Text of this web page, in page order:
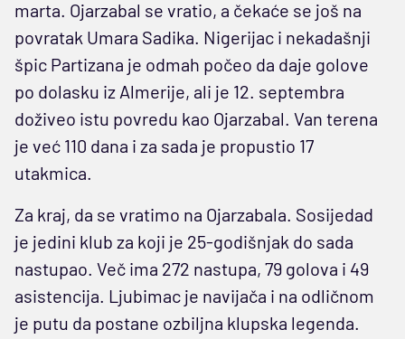
marta. Ojarzabal se vratio, a čekaće se još na
povratak Umara Sadika. Nigerijac i nekadašnji
špic Partizana je odmah počeo da daje golove
po dolasku iz Almerije, ali je 12. septembra
doživeo istu povredu kao Ojarzabal. Van terena
je već 110 dana i za sada je propustio 17
utakmica.
Za kraj, da se vratimo na Ojarzabala. Sosijedad
je jedini klub za koji je 25-godišnjak do sada
nastupao. Več ima 272 nastupa, 79 golova i 49
asistencija. Ljubimac je navijača i na odličnom
je putu da postane ozbiljna klupska legenda.